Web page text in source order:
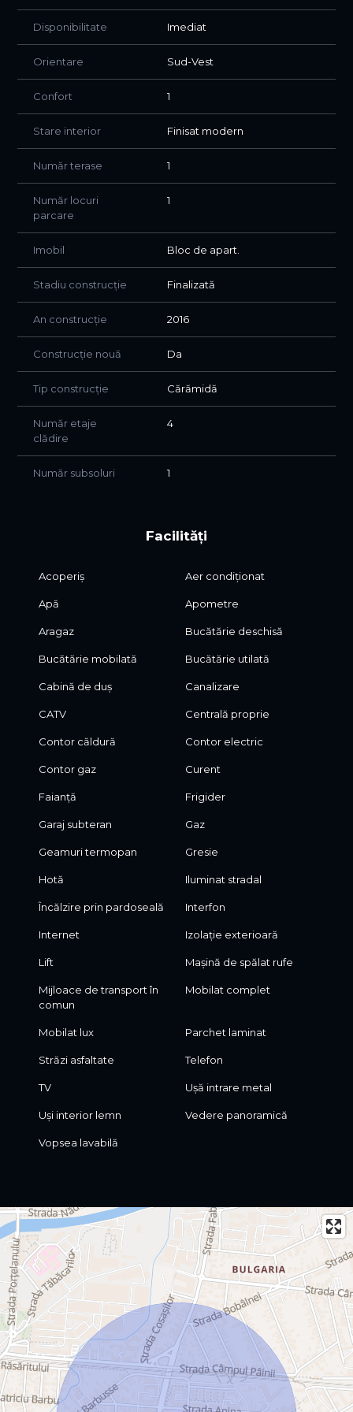
atat pentru locuinta, cat si pentru investitie inchiriere pe
termen lung, pretul chiriilor pe zona respectiva fiind de
Pentru mai multe detalii sau pentru stabilirea unei
Disponibilitate Imediat
Orientare Sud-Vest
Confort 1
Stare interior Finisat modern
Număr terase 1
Număr locuri
parcare
1
Imobil Bloc de apart.
Stadiu construcție Finalizată
An construcție 2016
Construcție nouă Da
Tip construcție Cărămidă
Număr etaje
clădire
4
Număr subsoluri 1
Facilități
Acoperiș Aer condiționat
Apă Apometre
Aragaz Bucătărie deschisă
Bucătărie mobilată Bucătărie utilată
Cabină de duș Canalizare
CATV Centrală proprie
Contor căldură Contor electric
Contor gaz Curent
Faianță Frigider
Garaj subteran Gaz
Geamuri termopan Gresie
Hotă Iluminat stradal
Încălzire prin pardoseală Interfon
Internet Izolație exterioară
Lift Mașină de spălat rufe
Mijloace de transport în
comun
Mobilat complet
Mobilat lux Parchet laminat
Străzi asfaltate Telefon
TV Ușă intrare metal
Uși interior lemn Vedere panoramică
Vopsea lavabilă